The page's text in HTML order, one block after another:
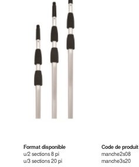
Format disponible
Code de produit
u/2 sections 8 pi
manche2s08
u/3 sections 20 pi
manche3s20